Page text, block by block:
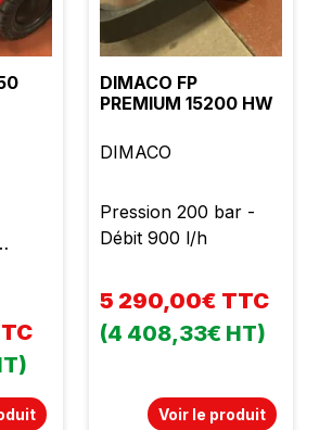
DIMACO FP
PREMIUM 15200 HW
DIMACO
Pression 200 bar -
Débit 900 l/h
5 290,00€ TTC
(4 408,33€ HT)
Voir le produit